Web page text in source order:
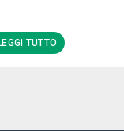
TUTTO